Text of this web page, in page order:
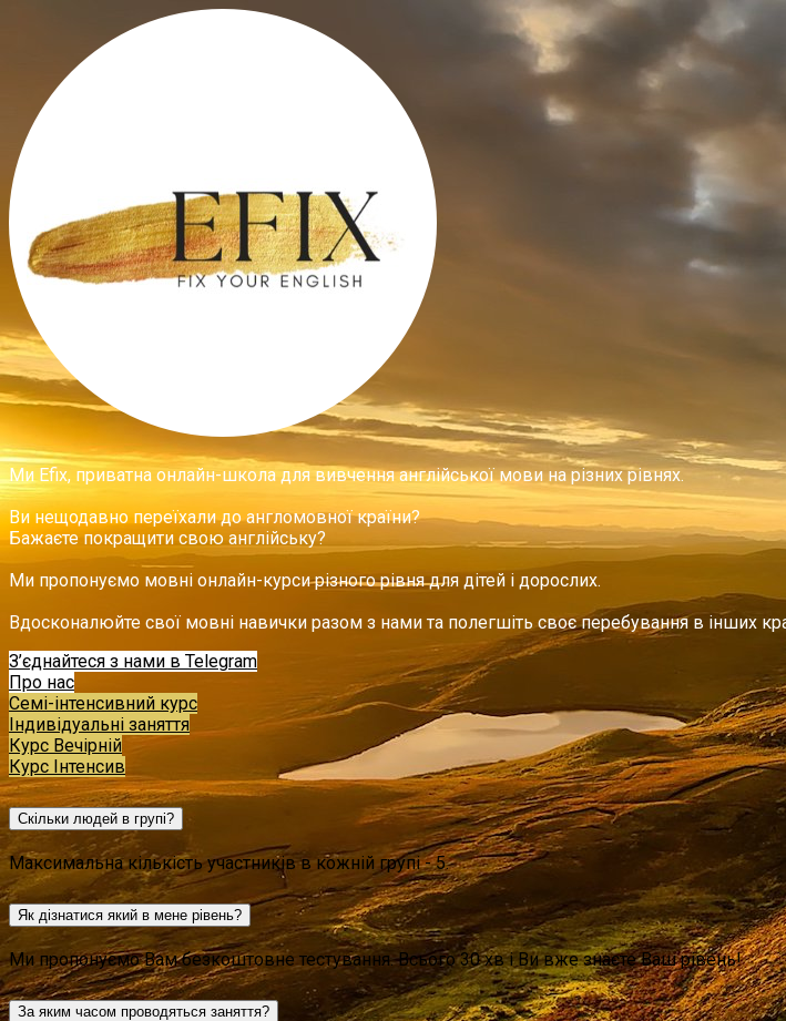
Ми Efix, приватна онлайн-школа для вивчення англійської мови на різних рівнях.
Ви нещодавно переїхали до англомовної країни?
Бажаєте покращити свою англійську?
Ми пропонуємо мовні онлайн-курси різного рівня для дітей і дорослих.
Вдосконалюйте свої мовні навички разом з нами та полегшіть своє перебування в інших
З’єднайтеся з нами в Telegram
Про нас
Семі-інтенсивний курс
Індивідуальні заняття
Курс Вечірній
Курс Інтенсив
Скільки людей в групі?
Максимальна кількість участників в кожній групі - 5.
Як дізнатися який в мене рівень?
Ми пропонуємо Вам безкоштовне тестування. Всього 30 хв і Ви вже знаєте Ваш рівень!
За яким часом проводяться заняття?